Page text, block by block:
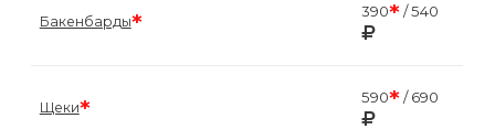
Бакенбарды* 390*/ 540
Щеки* 590*/ 690